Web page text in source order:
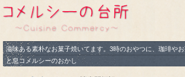
滋味ある素朴なお菓子焼いてます。3時のおやつに、珈琲や
と息コメルシーのおかし